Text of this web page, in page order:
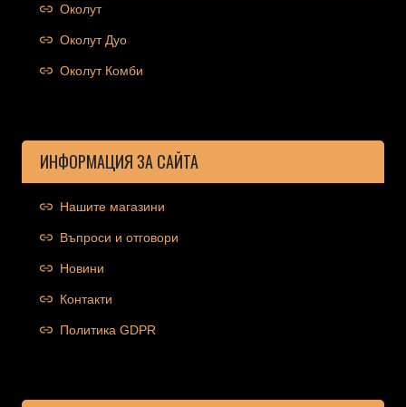
Околут
Околут Дуо
Околут Комби
ИНФОРМАЦИЯ ЗА САЙТА
Нашите магазини
Въпроси и отговори
Новини
Контакти
Политика GDPR